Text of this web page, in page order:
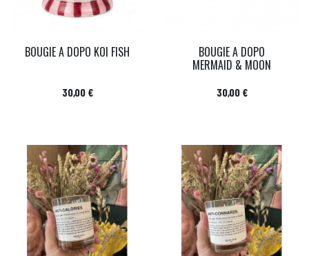
BOUGIE A DOPO KOI FISH
Prix
30,00 €
BOUGIE A DOPO
MERMAID & MOON
Prix
30,00 €